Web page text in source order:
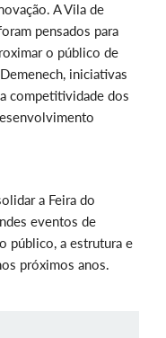
A Vila de
pensados para
o público de
iniciativas
competitividade dos
a Feira do
eventos de
público, a estrutura e
próximos anos.